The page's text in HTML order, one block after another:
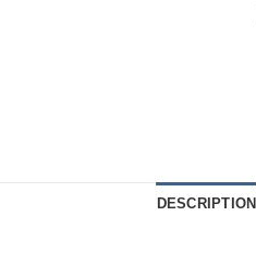
DESCRIPTION